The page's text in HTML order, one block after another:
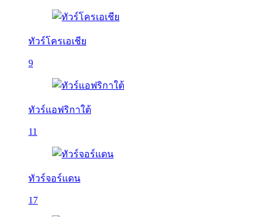
ทัวร์โครเอเชีย
9
ทัวร์แอฟริกาใต้
11
ทัวร์จอร์แดน
17